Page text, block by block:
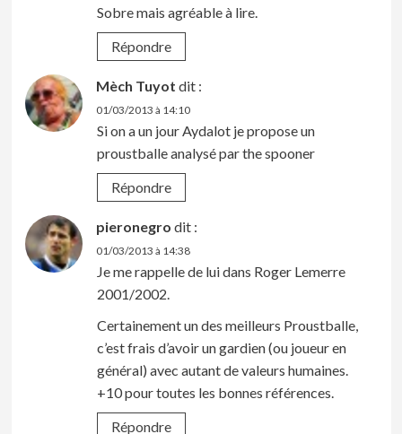
Sobre mais agréable à lire.
Répondre
Mèch Tuyot dit :
01/03/2013 à 14:10
Si on a un jour Aydalot je propose un
proustballe analysé par the spooner
Répondre
pieronegro dit :
01/03/2013 à 14:38
Je me rappelle de lui dans Roger Lemerre
2001/2002.
Certainement un des meilleurs Proustballe,
c’est frais d’avoir un gardien (ou joueur en
général) avec autant de valeurs humaines.
+10 pour toutes les bonnes références.
Répondre